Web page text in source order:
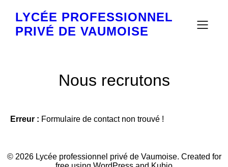
LYCÉE PROFESSIONNEL
PRIVÉ DE VAUMOISE
Nous recrutons
Erreur : Formulaire de contact non trouvé !
© 2026 Lycée professionnel privé de Vaumoise. Created for